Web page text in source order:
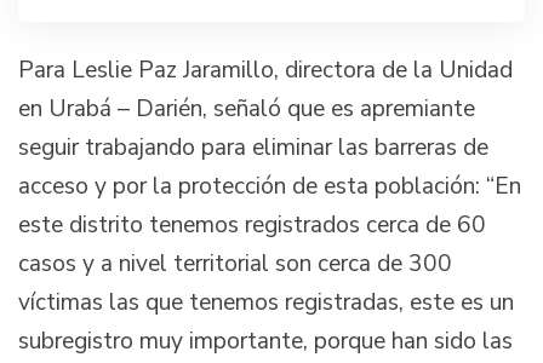
Para Leslie Paz Jaramillo, directora de la Unidad
en Urabá – Darién, señaló que es apremiante
seguir trabajando para eliminar las barreras de
acceso y por la protección de esta población: “En
este distrito tenemos registrados cerca de 60
casos y a nivel territorial son cerca de 300
víctimas las que tenemos registradas, este es un
subregistro muy importante, porque han sido las